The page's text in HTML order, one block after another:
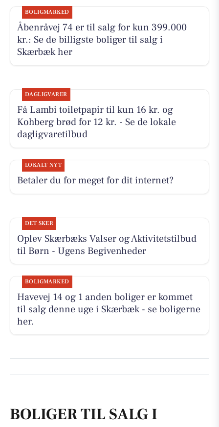
BOLIGMARKED
Åbenråvej 74 er til salg for kun 399.000
kr.: Se de billigste boliger til salg i
Skærbæk her
DAGLIGVARER
Få Lambi toiletpapir til kun 16 kr. og
Kohberg brød for 12 kr. - Se de lokale
dagligvaretilbud
LOKALT NYT
Betaler du for meget for dit internet?
DET SKER
Oplev Skærbæks Valser og Aktivitetstilbud
til Børn - Ugens Begivenheder
BOLIGMARKED
Havevej 14 og 1 anden boliger er kommet
til salg denne uge i Skærbæk - se boligerne
her.
BOLIGER TIL SALG I